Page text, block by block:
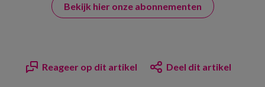
Bekijk hier onze abonnementen
Reageer op dit artikel Deel dit artikel